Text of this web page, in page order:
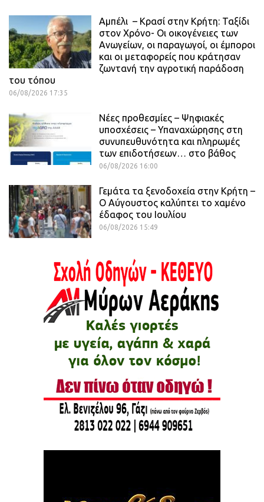
Αμπέλι – Κρασί στην Κρήτη: Ταξίδι
στον Χρόνο- Οι οικογένειες των
Ανωγείων, οι παραγωγοί, οι έμποροι
και οι μεταφορείς που κράτησαν
ζωντανή την αγροτική παράδοση
του τόπου
06/08/2026 17:35
Νέες προθεσμίες – Ψηφιακές
υποσχέσεις – Υπαναχώρησης στη
συνυπευθυνότητα και πληρωμές
των επιδοτήσεων… στο βάθος
06/08/2026 16:00
Γεμάτα τα ξενοδοχεία στην Κρήτη –
Ο Αύγουστος καλύπτει το χαμένο
έδαφος του Ιουλίου
06/08/2026 15:49